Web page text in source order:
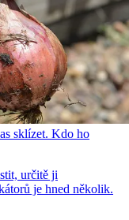
sklízet. Kdo ho
určitě ji
je hned několik.